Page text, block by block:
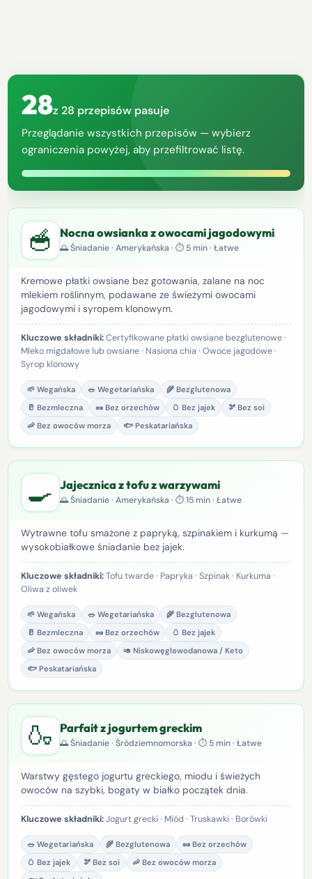
28z 28 przepisów pasuje
Przeglądanie wszystkich przepisów — wybierz
ograniczenia powyżej, aby przefiltrować listę.
🥣 Nocna owsianka z owocami jagodowymi
🌅 Śniadanie · Amerykańska · ⏱ 5 min · Łatwe
Kremowe płatki owsiane bez gotowania, zalane na noc
mlekiem roślinnym, podawane ze świeżymi owocami
jagodowymi i syropem klonowym.
Kluczowe składniki:Certyfikowane płatki owsiane bezglutenowe ·
Mleko migdałowe lub owsiane · Nasiona chia · Owoce jagodowe ·
Syrop klonowy
🌱 Wegańska 🥗 Wegetariańska
🌾 Bezglutenowa
🥛 Bezmleczna
🥜 Bez orzechów 🥚 Bez jajek
🫘 Bez soi
🦐 Bez owoców morza
🐟 Peskatariańska
🍳 Jajecznica z tofu z warzywami
🌅 Śniadanie · Amerykańska · ⏱ 15 min · Łatwe
Wytrawne tofu smażone z papryką, szpinakiem i kurkumą —
wysokobiałkowe śniadanie bez jajek.
Kluczowe składniki:Tofu twarde · Papryka · Szpinak · Kurkuma ·
Oliwa z oliwek
🌱 Wegańska 🥗 Wegetariańska
🌾 Bezglutenowa
🥛 Bezmleczna
🥜 Bez orzechów
🥚 Bez jajek
🦐 Bez owoców morza
🥑 Niskowęglowodanowa / Keto
🐟 Peskatariańska
🍶 Parfait z jogurtem greckim
🌅 Śniadanie · Śródziemnomorska · ⏱ 5 min · Łatwe
Warstwy gęstego jogurtu greckiego, miodu i świeżych
owoców na szybki, bogaty w białko początek dnia.
Kluczowe składniki:Jogurt grecki · Miód · Truskawki · Borówki
🥗 Wegetariańska 🌾 Bezglutenowa
🥜 Bez orzechów
🥚 Bez jajek
🫘 Bez soi
🦐 Bez owoców morza